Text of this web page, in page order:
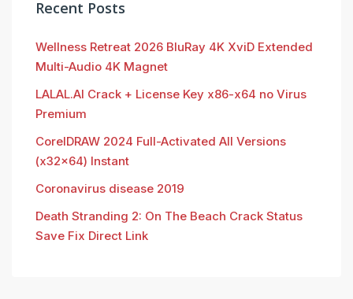
Recent Posts
Wellness Retreat 2026 BluRay 4K XviD Extended
Multi-Audio 4K Magnet
LALAL.AI Crack + License Key x86-x64 no Virus
Premium
CorelDRAW 2024 Full-Activated All Versions
(x32x64) Instant
Coronavirus disease 2019
Death Stranding 2: On The Beach Crack Status
Save Fix Direct Link